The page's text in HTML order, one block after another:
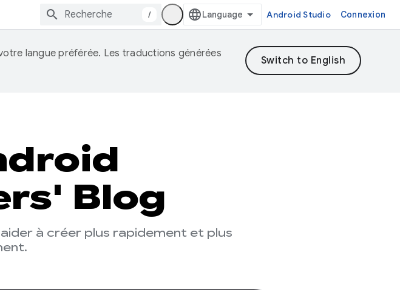
/ Android Studio Connexion
langue préférée. Les traductions générées
Blog
à créer plus rapidement et plus